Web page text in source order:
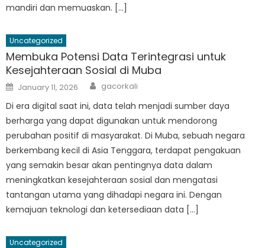
mandiri dan memuaskan. […]
Uncategorized
Membuka Potensi Data Terintegrasi untuk
Kesejahteraan Sosial di Muba
Posted
on
January 11, 2026 Author
gacorkali
Di era digital saat ini, data telah menjadi sumber daya
berharga yang dapat digunakan untuk mendorong
perubahan positif di masyarakat. Di Muba, sebuah negara
berkembang kecil di Asia Tenggara, terdapat pengakuan
yang semakin besar akan pentingnya data dalam
meningkatkan kesejahteraan sosial dan mengatasi
tantangan utama yang dihadapi negara ini. Dengan
kemajuan teknologi dan ketersediaan data […]
Uncategorized